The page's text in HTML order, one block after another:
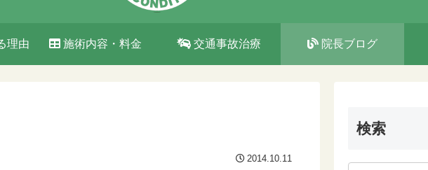
理由 施術内容・料金 交通事故治療 院長ブログ
2014.10.11
検索